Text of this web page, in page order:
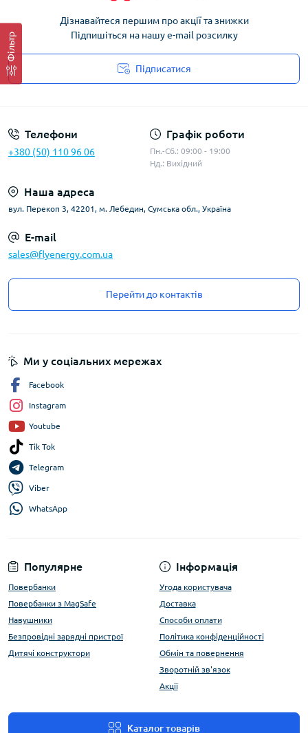
Фільтр
Дізнавайтеся першим про акції та знижки
Підпишіться на нашу e-mail розсилку
Підписатися
Телефони
+380 (50) 110 96 06
Графік роботи
Пн.-Сб.: 09:00 - 19:00
Нд.: Вихідний
Наша адреса
вул. Перекоп 3, 42201, м. Лебедин, Сумська обл., Україна
E-mail
sales@flyenergy.com.ua
Перейти до контактів
Популярне
Повербанки
Повербанки з MagSafe
Навушники
Безпровідні зарядні пристрої
Дитячі конструктори
Інформація
Угода користувача
Доставка
Способи оплати
Політика конфіденційності
Обмін та повернення
Зворотній зв'язок
Акції
Каталог товарів
Ми у соціальних мережах
Facebook
Instagram
Youtube
Tik Tok
Telegram
Viber
WhatsApp